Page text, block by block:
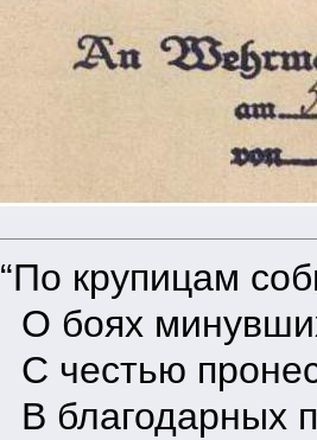
“По крупицам
О боях
С честью
В благодарных